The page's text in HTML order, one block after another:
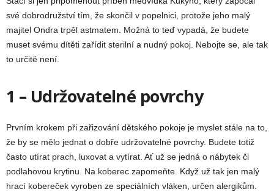
své dobrodružství tím, že skončil v popelnici, protože jeho malý
majitel Ondra trpěl astmatem. Možná to teď vypadá, že budete
muset svému dítěti zařídit sterilní a nudný pokoj. Nebojte se, ale tak
to určitě není.
1 – Udržovatelné povrchy
Prvním krokem při zařizování dětského pokoje je myslet stále na to,
že by se mělo jednat o dobře udržovatelné povrchy. Budete totiž
často utírat prach, luxovat a vytírat. Ať už se jedná o nábytek či
podlahovou krytinu. Na koberec zapomeňte. Když už tak jen malý
hrací kobereček vyroben ze speciálních vláken, určen alergikům.